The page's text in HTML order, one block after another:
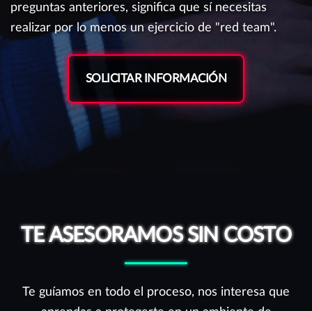
preguntas anteriores, significa que sí necesitas
realizar por lo menos un ejercicio de "red team".
SOLICITAR INFORMACIÓN
TE ASESORAMOS SIN COSTO
Te guíamos en todo el proceso, nos interesa que